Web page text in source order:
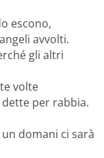
escono,
avvolti.
gli altri
volte
per rabbia.
domani ci sarà